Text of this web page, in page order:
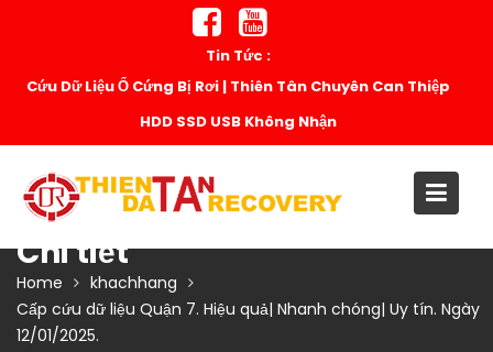
Tin Tức :
Cứu Dữ Liệu Ổ Cứng Bị Rơi | Thiên Tân Chuyên Can Thiệp
HDD SSD USB Không Nhận
Chi tiết
Home
khachhang
Cấp cứu dữ liệu Quận 7. Hiệu quả| Nhanh chóng| Uy tín. Ngày
12/01/2025.